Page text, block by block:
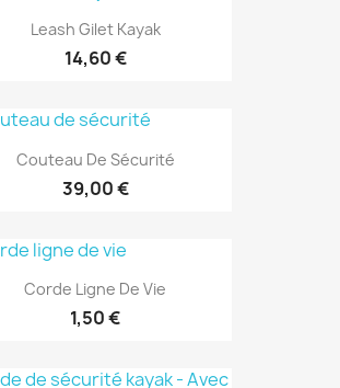
Leash Gilet Kayak
14,60 €
Couteau De Sécurité
39,00 €
Corde Ligne De Vie
1,50 €